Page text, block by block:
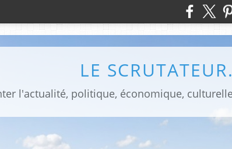
LE SCRUTATEUR.